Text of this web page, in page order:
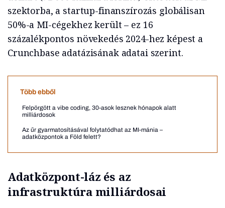
szektorba, a startup-finanszírozás globálisan
50%-a MI-cégekhez került – ez 16
százalékpontos növekedés 2024-hez képest a
Crunchbase adatázisának adatai szerint.
Több ebből
Felpörgött a vibe coding, 30-asok lesznek hónapok alatt
milliárdosok
Az űr gyarmatosításával folytatódhat az MI-mánia –
adatközpontok a Föld felett?
Adatközpont-láz és az
infrastruktúra milliárdosai